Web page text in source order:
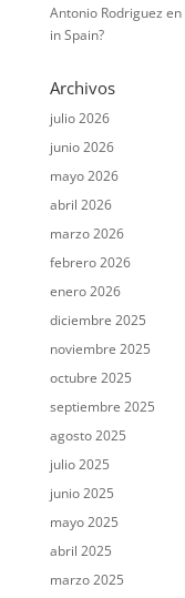
Antonio Rodriguez en
in Spain?
Archivos
julio 2026
junio 2026
mayo 2026
abril 2026
marzo 2026
febrero 2026
enero 2026
diciembre 2025
noviembre 2025
octubre 2025
septiembre 2025
agosto 2025
julio 2025
junio 2025
mayo 2025
abril 2025
marzo 2025